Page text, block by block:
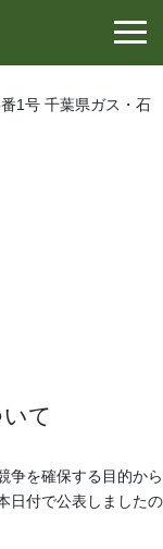
1号 千葉県ガス・石
て
争を確保する目的から
日付で公表しましたの